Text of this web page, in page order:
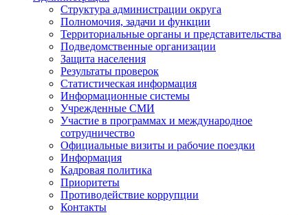
Структура администрации округа
Полномочия, задачи и функции
Территориальные органы и представительства
Подведомственные организации
Защита населения
Результаты проверок
Статистическая информация
Информационные системы
Учрежденные СМИ
Участие в программах и международное
сотрудничество
Официальные визиты и рабочие поездки
Информация
Кадровая политика
Приоритеты
Противодействие коррупции
Контакты